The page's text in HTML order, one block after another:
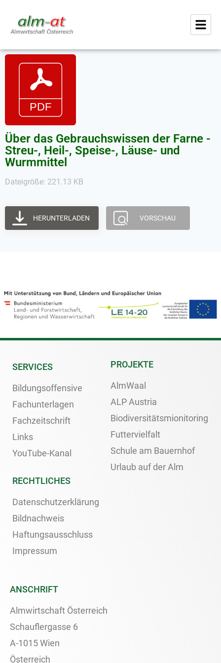
Über das Gebrauchswissen der Farne -
Streu-, Heil-, Speise-, Läuse- und
Wurmmittel
Dateigröße: 221.13 KB
HERUNTERLADEN VORSCHAU
SERVICES
Bildungsoffensive
Fachunterlagen
Fachzeitschrift
Links
YouTube-Kanal
PROJEKTE
AlmWaal
ALP Austria
Biodiversitätsmionitoring
Futtervielfalt
Schule am Bauernhof
Urlaub auf der Alm
RECHTLICHES
Datenschutzerklärung
Bildnachweis
Haftungsausschluss
Impressum
ANSCHRIFT
Almwirtschaft Österreich
Schauflergasse 6
A-1015 Wien
Österreich